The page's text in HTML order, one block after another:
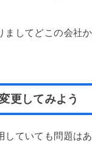
してどこの会社
更してみよう
していても問題は